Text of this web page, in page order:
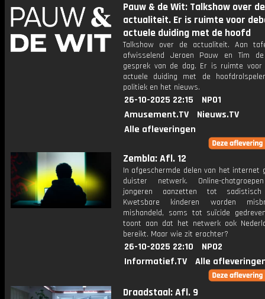
Pauw & de Wit: Talkshow over de
actualiteit. Er is ruimte voor
actuele duiding met de hoofd
Talkshow over de actualiteit. Aan
afwisselend Jeroen Pauw en Tim
gesprek van de dag. Er is ruimte
actuele duiding met de
politiek en het nieuws.
26-10-2025 22:15
NPO1
Amusement.TV
Nieuws.TV
Alle afleveringen
Zembla: Afl. 12
In afgeschermde delen van het internet
duister netwerk. Online-
jongeren aanzetten tot sadistisch
Kwetsbare kinderen worden
mishandeld, soms tot suïcide
toont aan dat het netwerk ook
bereikt. Maar wie zit erachter?
26-10-2025 22:10
NPO2
Informatief.TV
Alle
Draadstaal: Afl. 9